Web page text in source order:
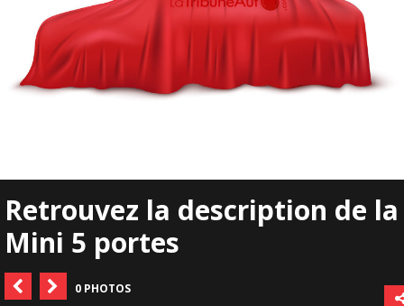
Retrouvez la description de la
Mini 5 portes
0 PHOTOS